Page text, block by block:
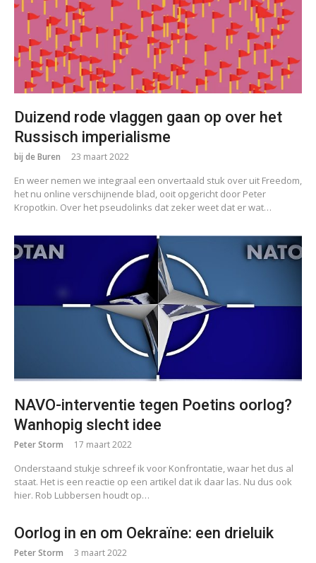
Duizend rode vlaggen gaan op over het
Russisch imperialisme
bij de Buren 23 maart 2022
En weer nemen we integraal een onvertaald stuk over uit Freedom,
het nu online verschijnende blad, ooit opgericht door Peter
Kropotkin. Over het pseudolinks dat zeker weet dat er wat…
NAVO-interventie tegen Poetins oorlog?
Wanhopig slecht idee
Peter Storm 17 maart 2022
Onderstaand stukje schreef ik voor Konfrontatie, waar het dus al
staat. Het is een reactie op een artikel dat ik daar las. Nu dus ook
hier. Rob Lubbersen houdt op…
Oorlog in en om Oekraïne: een drieluik
Peter Storm 3 maart 2022